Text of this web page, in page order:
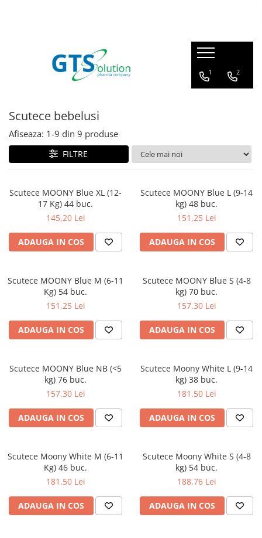
Seturi ingrijire
Protectie solara
Serum pentru fata
Creme de ochi
Creme de fata
Ingrijire corp - fermitate
Masti pentru fata
Cosmetice barbati
Articulatii, oase, muschi
Imunitate, raceala si gripa
Sanatatea familiei
Calitatea vietii
1 2
Scutece bebelusi
Afiseaza: 1-9 din 9 produse
FILTRE
Scutece MOONY Blue XL (12-
17 Kg) 44 buc.
145,20 Lei
ADAUGA IN COS
Scutece MOONY Blue L (9-14
kg) 48 buc.
151,25 Lei
ADAUGA IN COS
Scutece MOONY Blue M (6-11
Kg) 54 buc.
151,25 Lei
ADAUGA IN COS
Scutece MOONY Blue S (4-8
kg) 70 buc.
157,30 Lei
ADAUGA IN COS
Scutece MOONY Blue NB (<5
kg) 76 buc.
157,30 Lei
ADAUGA IN COS
Scutece Moony White L (9-14
kg) 38 buc.
181,50 Lei
ADAUGA IN COS
Scutece Moony White M (6-11
Kg) 46 buc.
181,50 Lei
ADAUGA IN COS
Scutece Moony White S (4-8
kg) 54 buc.
188,76 Lei
ADAUGA IN COS